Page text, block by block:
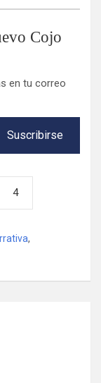
Cojo
en tu correo
Suscribirse
4
,